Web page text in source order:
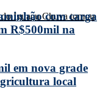
com carga
R$500mil na
em nova grade
local